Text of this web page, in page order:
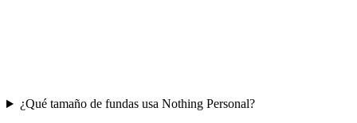
¿Qué tamaño de fundas usa Nothing Personal?